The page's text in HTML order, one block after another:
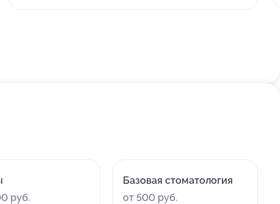
руб.
Базовая стоматология
от 500 руб.